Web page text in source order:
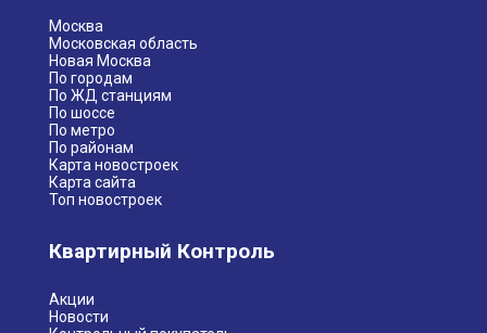
Москва
Московская область
Новая Москва
По городам
По ЖД станциям
По шоссе
По метро
По районам
Карта новостроек
Карта сайта
Топ новостроек
Квартирный Контроль
Акции
Новости